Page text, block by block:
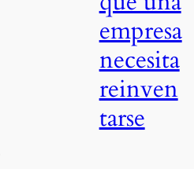
empresa
necesita
reinven
tarse